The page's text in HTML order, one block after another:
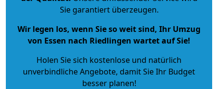
Sie garantiert überzeugen.
Wir legen los, wenn Sie so weit sind, Ihr Umzug
von Essen nach Riedlingen wartet auf Sie!
Holen Sie sich kostenlose und natürlich
unverbindliche Angebote, damit Sie Ihr Budget
besser planen!